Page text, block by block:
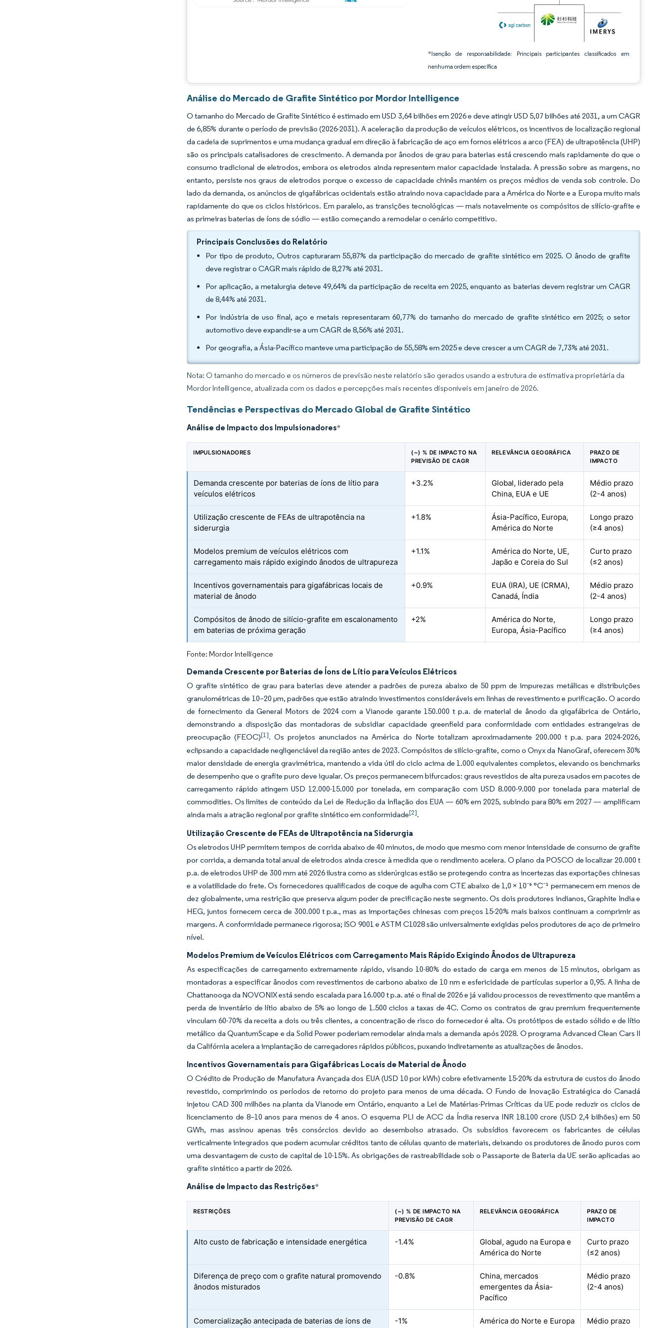
*Isenção de responsabilidade: Principais participantes classificados em
nenhuma ordem específica
Análise do Mercado de Grafite Sintético por Mordor Intelligence
O tamanho do Mercado de Grafite Sintético é estimado em USD 3,64 bilhões em 2026 e deve atingir USD 5,07 bilhões até 2031, a um CAGR
de 6,85% durante o período de previsão (2026-2031). A aceleração da produção de veículos elétricos, os incentivos de localização regional
da cadeia de suprimentos e uma mudança gradual em direção à fabricação de aço em fornos elétricos a arco (FEA) de ultrapotência (UHP)
são os principais catalisadores de crescimento. A demanda por ânodos de grau para baterias está crescendo mais rapidamente do que o
consumo tradicional de eletrodos, embora os eletrodos ainda representem maior capacidade instalada. A pressão sobre as margens, no
entanto, persiste nos graus de eletrodos porque o excesso de capacidade chinês mantém os preços médios de venda sob controle. Do
lado da demanda, os anúncios de gigafábricas ocidentais estão atraindo nova capacidade para a América do Norte e a Europa muito mais
rapidamente do que os ciclos históricos. Em paralelo, as transições tecnológicas — mais notavelmente os compósitos de silício-grafite e
as primeiras baterias de íons de sódio — estão começando a remodelar o cenário competitivo.
Principais Conclusões do Relatório
Por tipo de produto, Outros capturaram 55,87% da participação do mercado de grafite sintético em 2025. O ânodo de grafite
deve registrar o CAGR mais rápido de 8,27% até 2031.
Por aplicação, a metalurgia deteve 49,64% da participação de receita em 2025, enquanto as baterias devem registrar um CAGR
de 8,44% até 2031.
Por indústria de uso final, aço e metais representaram 60,77% do tamanho do mercado de grafite sintético em 2025; o setor
automotivo deve expandir-se a um CAGR de 8,56% até 2031.
Por geografia, a Ásia-Pacífico manteve uma participação de 55,58% em 2025 e deve crescer a um CAGR de 7,73% até 2031.
Nota: O tamanho do mercado e os números de previsão neste relatório são gerados usando a estrutura de estimativa proprietária da
Mordor Intelligence, atualizada com os dados e percepções mais recentes disponíveis em janeiro de 2026.
Tendências e Perspectivas do Mercado Global de Grafite Sintético
Análise de Impacto dos Impulsionadores*
IMPULSIONADORES
(~) % DE IMPACTO NA
PREVISÃO DE CAGR
RELEVÂNCIA GEOGRÁFICA
PRAZO DE
IMPACTO
Demanda crescente por baterias de íons de lítio para
veículos elétricos
+3.2%
Global, liderado pela
China, EUA e UE
Médio prazo
(2-4 anos)
Utilização crescente de FEAs de ultrapotência na
siderurgia
+1.8%
Ásia-Pacífico, Europa,
América do Norte
Longo prazo
(≥4 anos)
Modelos premium de veículos elétricos com
carregamento mais rápido exigindo ânodos de ultrapureza
+1.1%
América do Norte, UE,
Japão e Coreia do Sul
Curto prazo
(≤2 anos)
Incentivos governamentais para gigafábricas locais de
material de ânodo
+0.9%
EUA (IRA), UE (CRMA),
Canadá, Índia
Médio prazo
(2-4 anos)
Compósitos de ânodo de silício-grafite em escalonamento
em baterias de próxima geração
+2%
América do Norte,
Europa, Ásia-Pacífico
Longo prazo
(≥4 anos)
Fonte: Mordor Intelligence
Demanda Crescente por Baterias de Íons de Lítio para Veículos Elétricos
O grafite sintético de grau para baterias deve atender a padrões de pureza abaixo de 50 ppm de impurezas metálicas e distribuições
granulométricas de 10–20 μm, padrões que estão atraindo investimentos consideráveis em linhas de revestimento e purificação. O acordo
de fornecimento da General Motors de 2024 com a Vianode garante 150.000 t p.a. de material de ânodo da gigafábrica de Ontário,
demonstrando a disposição das montadoras de subsidiar capacidade greenfield para conformidade com entidades estrangeiras de
preocupação (FEOC)[1]. Os projetos anunciados na América do Norte totalizam aproximadamente 200.000 t p.a. para 2024-2026,
eclipsando a capacidade negligenciável da região antes de 2023. Compósitos de silício-grafite, como o Onyx da NanoGraf, oferecem 30%
maior densidade de energia gravimétrica, mantendo a vida útil do ciclo acima de 1.000 equivalentes completos, elevando os benchmarks
de desempenho que o grafite puro deve igualar. Os preços permanecem bifurcados: graus revestidos de alta pureza usados em pacotes de
carregamento rápido atingem USD 12.000-15.000 por tonelada, em comparação com USD 8.000-9.000 por tonelada para material de
commodities. Os limites de conteúdo da Lei de Redução da Inflação dos EUA — 60% em 2025, subindo para 80% em 2027 — amplificam
ainda mais a atração regional por grafite sintético em conformidade[2].
Utilização Crescente de FEAs de Ultrapotência na Siderurgia
Os eletrodos UHP permitem tempos de corrida abaixo de 40 minutos, de modo que mesmo com menor intensidade de consumo de grafite
por corrida, a demanda total anual de eletrodos ainda cresce à medida que o rendimento acelera. O plano da POSCO de localizar 20.000 t
p.a. de eletrodos UHP de 300 mm até 2026 ilustra como as siderúrgicas estão se protegendo contra as incertezas das exportações chinesas
e a volatilidade do frete. Os fornecedores qualificados de coque de agulha com CTE abaixo de 1,0 × 10⁻⁶ °C⁻¹ permanecem em menos de
dez globalmente, uma restrição que preserva algum poder de precificação neste segmento. Os dois produtores indianos, Graphite India e
HEG, juntos fornecem cerca de 300.000 t p.a., mas as importações chinesas com preços 15-20% mais baixos continuam a comprimir as
margens. A conformidade permanece rigorosa; ISO 9001 e ASTM C1028 são universalmente exigidas pelos produtores de aço de primeiro
nível.
Modelos Premium de Veículos Elétricos com Carregamento Mais Rápido Exigindo Ânodos de Ultrapureza
As especificações de carregamento extremamente rápido, visando 10-80% do estado de carga em menos de 15 minutos, obrigam as
montadoras a especificar ânodos com revestimentos de carbono abaixo de 10 nm e esfericidade de partículas superior a 0,95. A linha de
Chattanooga da NOVONIX está sendo escalada para 16.000 t p.a. até o final de 2026 e já validou processos de revestimento que mantêm a
perda de inventário de lítio abaixo de 5% ao longo de 1.500 ciclos a taxas de 4C. Como os contratos de grau premium frequentemente
vinculam 60-70% da receita a dois ou três clientes, a concentração de risco do fornecedor é alta. Os protótipos de estado sólido e de lítio
metálico da QuantumScape e da Solid Power poderiam remodelar ainda mais a demanda após 2028. O programa Advanced Clean Cars II
da Califórnia acelera a implantação de carregadores rápidos públicos, puxando indiretamente as atualizações de ânodos.
Incentivos Governamentais para Gigafábricas Locais de Material de Ânodo
O Crédito de Produção de Manufatura Avançada dos EUA (USD 10 por kWh) cobre efetivamente 15-20% da estrutura de custos do ânodo
revestido, comprimindo os períodos de retorno do projeto para menos de uma década. O Fundo de Inovação Estratégica do Canadá
injetou CAD 300 milhões na planta da Vianode em Ontário, enquanto a Lei de Matérias-Primas Críticas da UE pode reduzir os ciclos de
licenciamento de 8–10 anos para menos de 4 anos. O esquema PLI de ACC da Índia reserva INR 18.100 crore (USD 2,4 bilhões) em 50
GWh, mas assinou apenas três consórcios devido ao desembolso atrasado. Os subsídios favorecem os fabricantes de células
verticalmente integrados que podem acumular créditos tanto de células quanto de materiais, deixando os produtores de ânodo puros com
uma desvantagem de custo de capital de 10-15%. As obrigações de rastreabilidade sob o Passaporte de Bateria da UE serão aplicadas ao
grafite sintético a partir de 2026.
Análise de Impacto das Restrições*
RESTRIÇÕES
(~) % DE IMPACTO NA
PREVISÃO DE CAGR
RELEVÂNCIA GEOGRÁFICA
PRAZO DE
IMPACTO
Alto custo de fabricação e intensidade energética -1.4%
Global, agudo na Europa e
América do Norte
Curto prazo
(≤2 anos)
Diferença de preço com o grafite natural promovendo
ânodos misturados
-0.8%
China, mercados
emergentes da Ásia-
Pacífico
Médio prazo
(2-4 anos)
Comercialização antecipada de baterias de íons de
-1% América do Norte e Europa
Médio prazo